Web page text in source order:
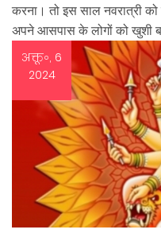
करना। तो इस साल नवरात्री
अपने आसपास के लोगों को खुशी
अक्तू॰, 6
2024